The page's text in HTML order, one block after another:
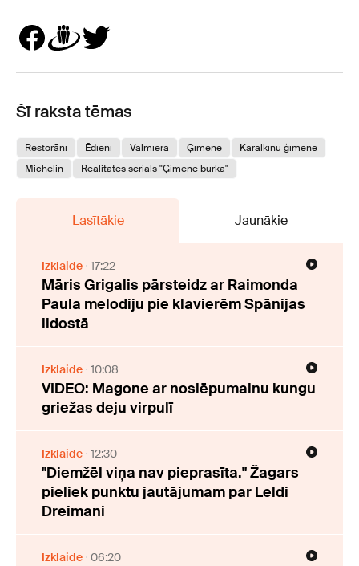
Šī raksta tēmas
Restorāni Ēdieni Valmiera Ģimene
Karalkinu ģimene
Michelin
Realitātes seriāls "Ģimene burkā"
Lasītākie Jaunākie
Izklaide 17:22
Māris Grigalis pārsteidz ar Raimonda
Paula melodiju pie klavierēm Spānijas
lidostā
Izklaide 10:08
VIDEO: Magone ar noslēpumainu kungu
griežas deju virpulī
Izklaide 12:30
"Diemžēl viņa nav pieprasīta." Žagars
pieliek punktu jautājumam par Leldi
Dreimani
Izklaide 06:20